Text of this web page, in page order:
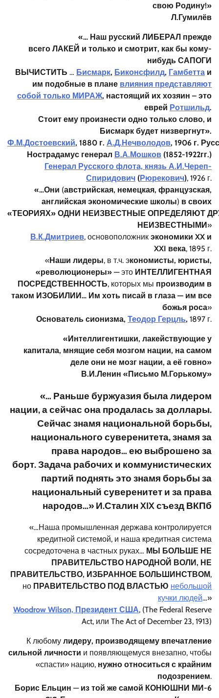
свою Родину!»
Л.Гумилёв
«… Наш русский ЛИБЕРАЛ прежде
всего ЛАКЕЙ и только и смотрит, как бы кому-
нибудь САПОГИ
ВЫЧИСТИТЬ … Бисмарк, Биконсфилд, Гамбетта и
им подобные в плане влияния представляют
собой только МИРАЖ, настоящий их хозяин – это
еврей Ротшильд.
Стоит ему произнести одно только слово, и
Бисмарк будет низвергнут».
Ф.М.Достоевский, 1880 г. А.Д.Нечволодов, 1906 г.
Нострадамус генерал В.А.Мошков (1852-1922гг.)
Генерал Русского флота, князь А.И.Череп-
Спиридович (Рюрекович), 1926 г.
«…Они (австрийская, немецкая, французская,
английская экономические школы) в своих
«ТЕОРИЯХ» ОДНИ НЕИЗВЕСТНЫЕ ОПРЕДЕЛЯЮТ
НЕИЗВЕСТНЫМИ»
В.К.Дмитриев, основоположник экономики XX и
XXI века, 1895 г.
«Наши лидеры, в т.ч. экономисты, юристы,
«революционеры» — это ИНТЕЛЛИГЕНТНАЯ
ПОСРЕДСТВЕННОСТЬ, которых мы производим в
таком ИЗОБИЛИИ… Им хоть писай в глаза — им все
божья роса»
Основатель сионизма, Теодор Герцль, 1897 г.
«Интеллигентишки, лакействующие у
капитала, мнящие себя мозгом нации, на самом
деле они не мозг нации, а её говно»
В.И.Ленин «Письмо М.Горькому»
«… Раньше буржуазия была лидером
нации, а сейчас она продалась за доллары.
Сейчас знамя национальной борьбы,
национального суверенитета, знамя за
права народов… ею выброшено за
борт. Задача рабочих и коммунистических
партий поднять это знамя борьбы за
национальный суверенитет и за права
народов…» И.Сталин XIX съезд ВКПб
«…Наша промышленная держава контролируется
кредитной системой, и наша кредитная система
сосредоточена в частных руках… МЫ БОЛЬШЕ НЕ
ПРАВИТЕЛЬСТВО НАРОДНОЙ ВОЛИ, НЕ
ПРАВИТЕЛЬСТВО, ИЗБРАННОЕ БОЛЬШИНСТВОМ,
но ПРАВИТЕЛЬСТВО ПОД ВЛАСТЬЮ небольшой
кучки людей…»
Woodrow Wilson, Президент США, (The Federal Reserve
Act, или The Act of December 23, 1913)
К любому лидеру, производящему впечатление
сильной личности и появляющемуся внезапно, чтобы
«спасти» нацию, нужно относиться с крайним
подозрением.
Борис Ельцин — из той же самой КОНЮШНИ МИ-6